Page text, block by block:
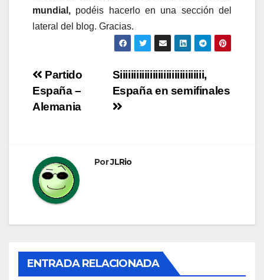
mundial, podéis hacerlo en una sección del
lateral del blog. Gracias.
Navegación
de
Siiiiiiiiiiiiiiiiiiiiiiiiiiiiiii,
España en semifinales
Partido
España –
Alemania
PorJLRio
ENTRADA RELACIONADA